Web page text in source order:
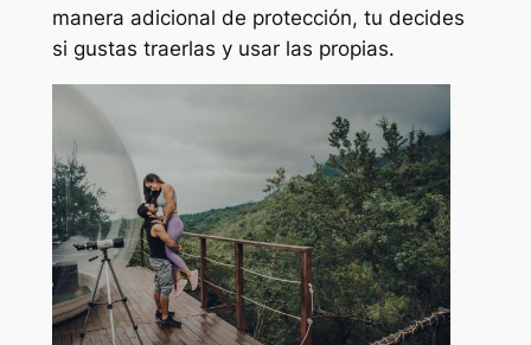
manera adicional de protección, tu decides
si gustas traerlas y usar las propias.